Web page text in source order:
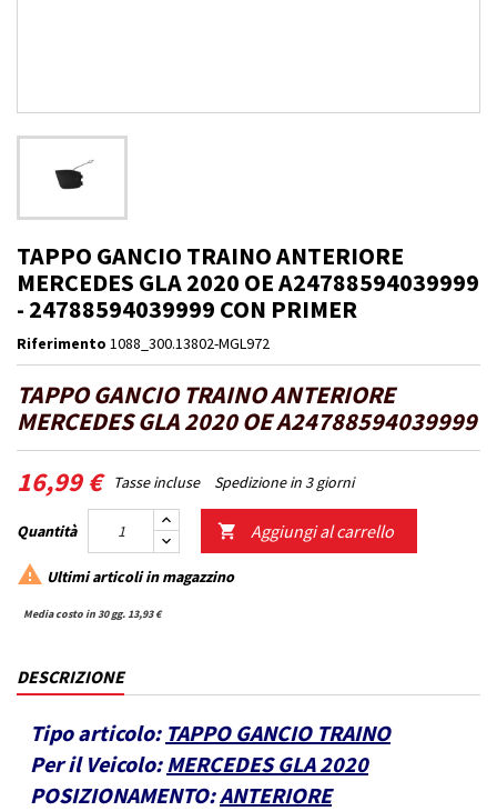
TAPPO GANCIO TRAINO ANTERIORE
MERCEDES GLA 2020 OE A24788594039999
- 24788594039999 CON PRIMER
Riferimento 1088_300.13802-MGL972
TAPPO GANCIO TRAINO ANTERIORE
MERCEDES GLA 2020 OE A24788594039999
16,99 € Tasse incluse Spedizione in 3 giorni
Quantità  Aggiungi al carrello
 Ultimi articoli in magazzino
Media costo in 30 gg. 13,93 €
DESCRIZIONE
Tipo articolo: TAPPO GANCIO TRAINO
Per il Veicolo: MERCEDES GLA 2020
POSIZIONAMENTO:ANTERIORE